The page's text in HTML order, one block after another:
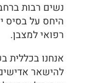
נשים רבות
היחס על בסיס
רפואי למצבן.
להישאר